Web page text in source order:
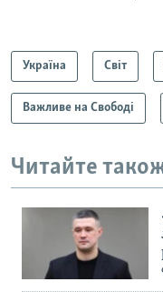
Україна Світ
Важливе на Свободі
Читайте